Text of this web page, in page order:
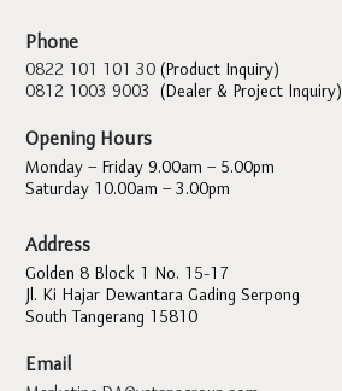
Phone
0822 101 101 30 (Product Inquiry)
0812 1003 9003 (Dealer & Project Inquiry)
Opening Hours
Monday – Friday 9.00am – 5.00pm
Saturday 10.00am – 3.00pm
Address
Golden 8 Block 1 No. 15-17
Jl. Ki Hajar Dewantara Gading Serpong
South Tangerang 15810
Email